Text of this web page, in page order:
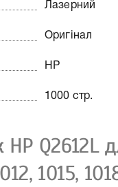
Лазерний
Оригінал
HP
1000 стр.
Q2612L
1015,